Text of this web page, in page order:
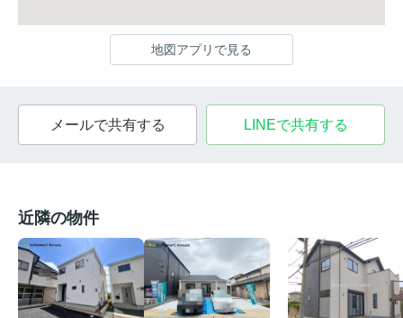
地図アプリで見る
メールで共有する LINEで共有する
近隣の物件